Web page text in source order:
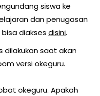
siswa ke
dan penugasan
diakses disini.
dilakukan saat akan
versi okeguru.
okeguru. Apakah